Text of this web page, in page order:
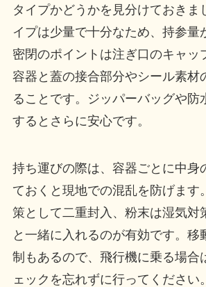
タイプかどうかを見分けておきま
イプは少量で十分なため、持参量
密閉のポイントは注ぎ口のキャッ
容器と蓋の接合部分やシール素材
ることです。ジッパーバッグや防
するとさらに安心です。
持ち運びの際は、容器ごとに中身
ておくと現地での混乱を防げます
策として二重封入、粉末は湿気対
と一緒に入れるのが有効です。移
制もあるので、飛行機に乗る場合
ェックを忘れずに行ってください。